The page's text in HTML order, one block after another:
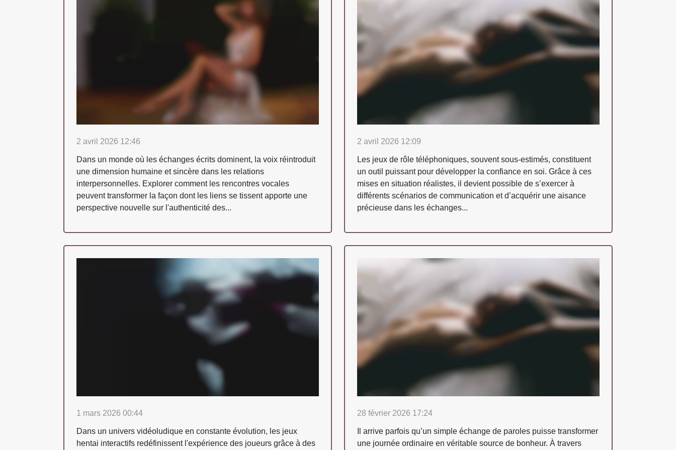
2 avril 2026 12:46
Dans un monde où les échanges écrits dominent, la voix réintroduit
une dimension humaine et sincère dans les relations
interpersonnelles. Explorer comment les rencontres vocales
peuvent transformer la façon dont les liens se tissent apporte une
perspective nouvelle sur l'authenticité des...
2 avril 2026 12:09
Les jeux de rôle téléphoniques, souvent sous-estimés, constituent
un outil puissant pour développer la confiance en soi. Grâce à ces
mises en situation réalistes, il devient possible de s’exercer à
différents scénarios de communication et d’acquérir une aisance
précieuse dans les échanges...
1 mars 2026 00:44
Dans un univers vidéoludique en constante évolution, les jeux
hentai interactifs redéfinissent l'expérience des joueurs grâce à des
28 février 2026 17:24
Il arrive parfois qu’un simple échange de paroles puisse transformer
une journée ordinaire en véritable source de bonheur. À travers